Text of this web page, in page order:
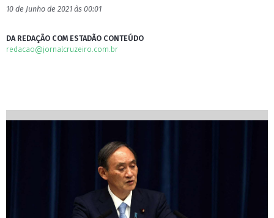
10 de Junho de 2021 às 00:01
DA REDAÇÃO COM ESTADÃO CONTEÚDO
redacao@jornalcruzeiro.com.br